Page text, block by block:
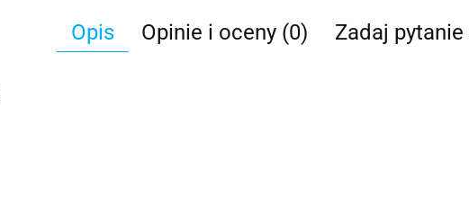
Opis Opinie i oceny (0) Zadaj pytanie